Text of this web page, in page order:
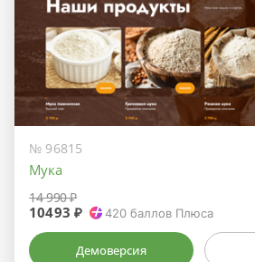
№ 96815
Мука
14 990 ₽
10493 ₽ 420 баллов Плюса
Демоверсия